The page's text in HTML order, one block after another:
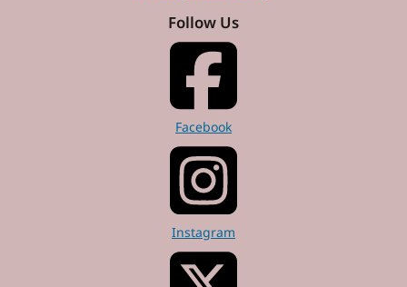
Follow Us
Facebook
Instagram